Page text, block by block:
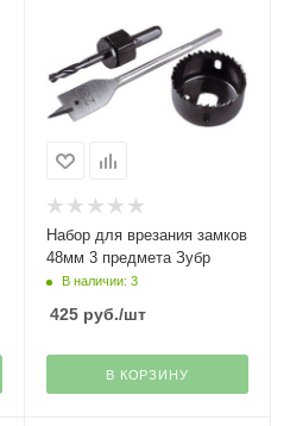
Набор для врезания замков
48мм 3 предмета Зубр
В наличии: 3
425руб./шт
В КОРЗИНУ